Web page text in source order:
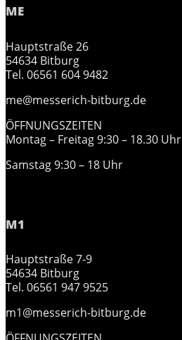
ME
Hauptstraße 26
54634 Bitburg
Tel. 06561 604 9482
me@messerich-bitburg.de
ÖFFNUNGSZEITEN
Montag – Freitag 9:30 – 18.30 Uhr
Samstag 9:30 – 18 Uhr
M1
Hauptstraße 7-9
54634 Bitburg
Tel. 06561 947 9525
m1@messerich-bitburg.de